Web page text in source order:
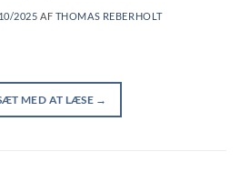
2025 AF THOMAS REBERHOLT
MED AT LÆSE →